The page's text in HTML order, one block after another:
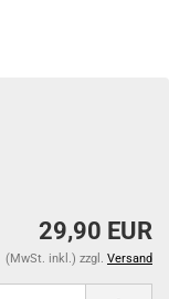
29,90 EUR
(MwSt. inkl.) zzgl. Versand